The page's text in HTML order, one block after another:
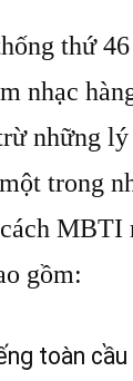
thứ
nhạc
những
trong
MBTI
gồm:
toàn cầu